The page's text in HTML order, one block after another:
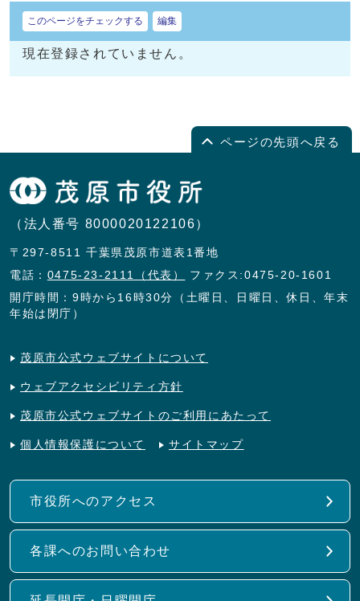
このページをチェックする 編集
現在登録されていません。
ページの先頭へ戻る
（法人番号 8000020122106）
〒297-8511 千葉県茂原市道表1番地
電話： 0475-23-2111（代表）
ファクス:0475-20-1601
開庁時間：9時から16時30分（土曜日、日曜日、休日、年末
年始は閉庁）
茂原市公式ウェブサイトについて
ウェブアクセシビリティ方針
茂原市公式ウェブサイトのご利用にあたって
個人情報保護について サイトマップ
市役所へのアクセス
各課へのお問い合わせ